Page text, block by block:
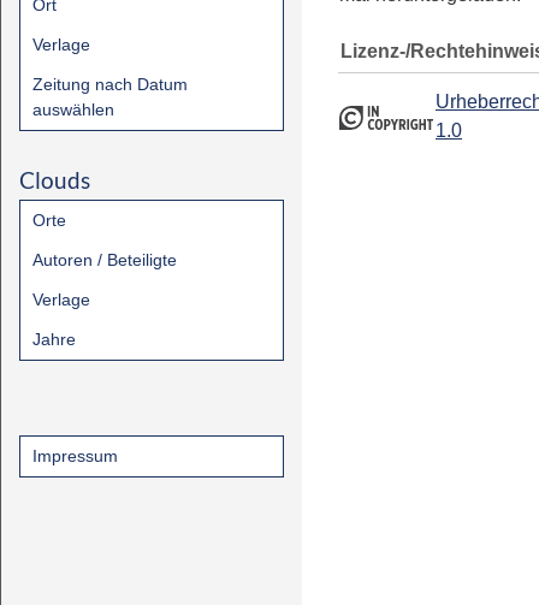
Ort
Verlage
Zeitung nach Datum
auswählen
Clouds
Orte
Autoren / Beteiligte
Verlage
Jahre
Impressum
Lizenz-/
1.0